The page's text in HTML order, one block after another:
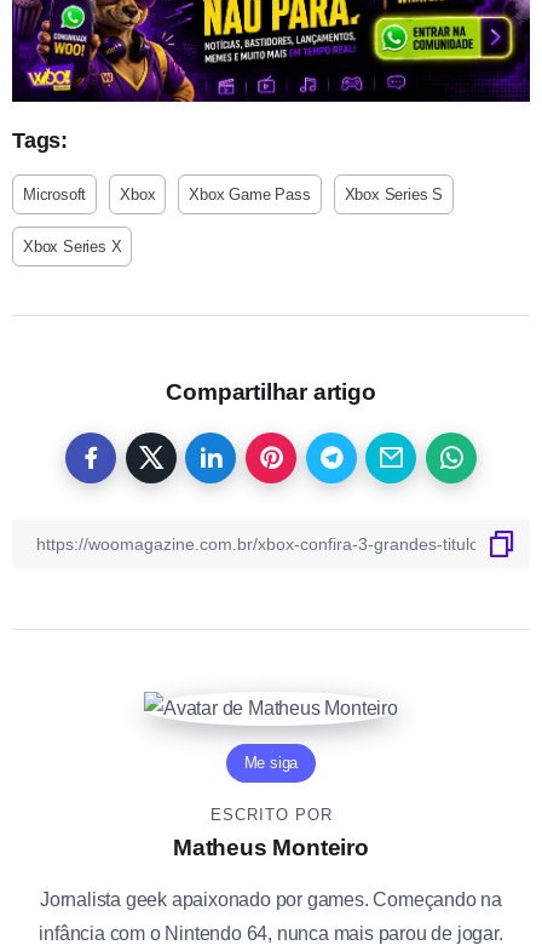
Tags:
Microsoft Xbox Xbox Game Pass Xbox Series S
Xbox Series X
Compartilhar artigo
Me siga
ESCRITO POR
Matheus Monteiro
Jornalista geek apaixonado por games. Começando na
infância com o Nintendo 64, nunca mais parou de jogar.